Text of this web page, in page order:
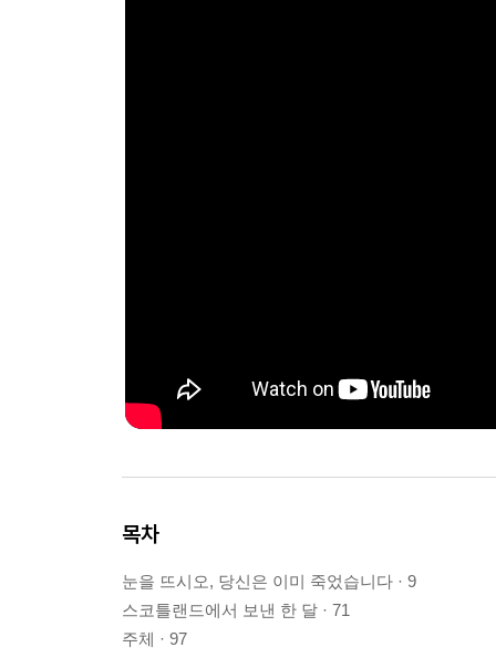
목차
눈을 뜨시오, 당신은 이미 죽었습니다 · 9
스코틀랜드에서 보낸 한 달 · 71
주체 · 97